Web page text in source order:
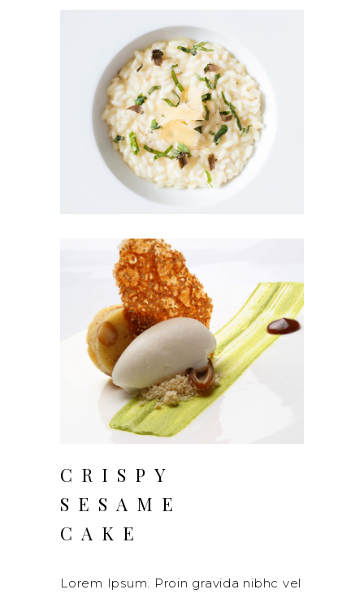
CRISPY
SESAME
CAKE
Lorem Ipsum. Proin gravida nibhc vel